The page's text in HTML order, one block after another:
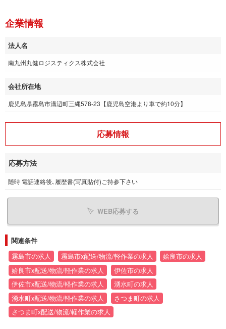
企業情報
法人名
南九州丸健ロジスティクス株式会社
会社所在地
鹿児島県霧島市溝辺町三縄578-23【鹿児島空港より車で約10分】
応募情報
応募方法
随時 電話連絡後､履歴書(写真貼付)ご持参下さい
WEB応募する
関連条件
霧島市の求人 霧島市x配送/物流/軽作業の求人
姶良市の求人
姶良市x配送/物流/軽作業の求人
伊佐市の求人
伊佐市x配送/物流/軽作業の求人
湧水町の求人
湧水町x配送/物流/軽作業の求人
さつま町の求人
さつま町x配送/物流/軽作業の求人